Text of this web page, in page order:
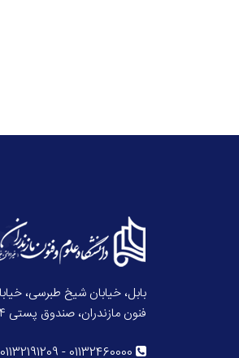
فنون مازندران، صندوق پستی ۷۳۴
01132460000
-
01132191209